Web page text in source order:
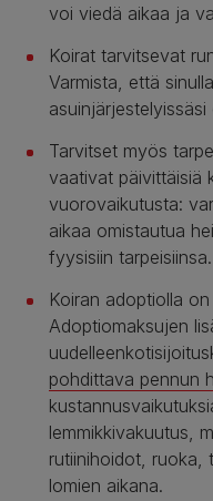
voi viedä aikaa ja
Koirat tarvitsevat
Varmista, että
Tarvitset myös
vaativat päivittäisiä
vuorovaikutusta:
aikaa omistautua
fyysisiin tarpeisiinsa.
Koiran adoptiolla
Adoptiomaksujen
pohdittava pennun
lemmikkivakuutus,
rutiinihoidot, ruoka,
lomien aikana.